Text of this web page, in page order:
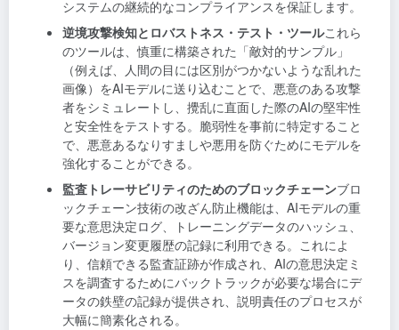
システムの継続的なコンプライアンスを保証します。
逆境攻撃検知とロバストネス・テスト・ツールこれら
のツールは、慎重に構築された「敵対的サンプル」
（例えば、人間の目には区別がつかないような乱れた
画像）をAIモデルに送り込むことで、悪意のある攻撃
者をシミュレートし、攪乱に直面した際のAIの堅牢性
と安全性をテストする。脆弱性を事前に特定すること
で、悪意あるなりすましや悪用を防ぐためにモデルを
強化することができる。
監査トレーサビリティのためのブロックチェーンブロ
ックチェーン技術の改ざん防止機能は、AIモデルの重
要な意思決定ログ、トレーニングデータのハッシュ、
バージョン変更履歴の記録に利用できる。これによ
り、信頼できる監査証跡が作成され、AIの意思決定ミ
スを調査するためにバックトラックが必要な場合にデ
ータの鉄壁の記録が提供され、説明責任のプロセスが
大幅に簡素化される。